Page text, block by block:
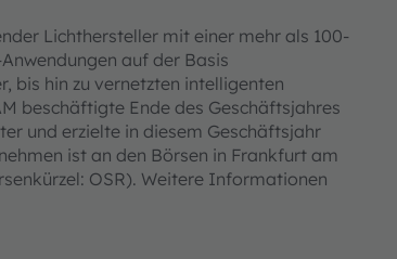
Lichthersteller mit einer mehr als 100-
auf der Basis
bis hin zu vernetzten intelligenten
beschäftigte Ende des Geschäftsjahres
und erzielte in diesem Geschäftsjahr
ist an den Börsen in Frankfurt am
OSR). Weitere Informationen